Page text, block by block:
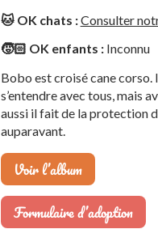
🐱 OK chats :Consulter
🧒🏻 OK enfants :Inconnu
Bobo est croisé cane
s’entendre avec tous, mais
aussi il fait de la protection
auparavant.
Voir l’album
Formulaire d’adoption